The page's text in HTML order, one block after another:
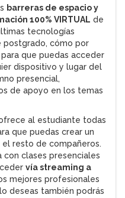
barreras de espacio y
100% VIRTUAL de
tecnologías
postgrado, cómo por
que puedas acceder
dispositivo y lugar del
presencial,
de apoyo en los temas
al estudiante todas
que puedas crear un
el resto de compañeros.
clases presenciales
vía streaming a
mejores profesionales
deseas también podrás